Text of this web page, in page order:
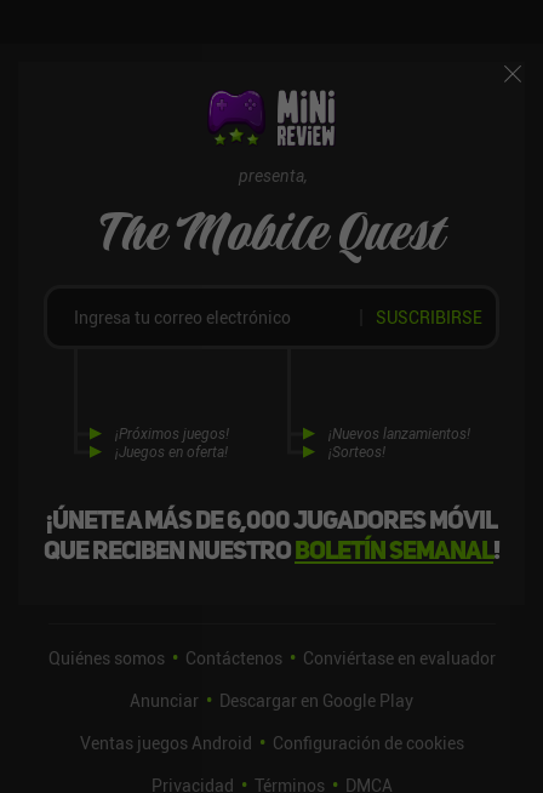
presenta,
The Mobile Quest
¡Únete a más de 6,000 jugadores móvil
que reciben nuestroboletín semanal!
¡Próximos juegos!
¡Juegos en oferta!
¡Nuevos lanzamientos!
¡Sorteos!
SUSCRIBIRSE
Quiénes somos Contáctenos
Conviértase en evaluador
Anunciar
Descargar en Google Play
Ventas juegos Android
Configuración de cookies
Privacidad
Términos DMCA